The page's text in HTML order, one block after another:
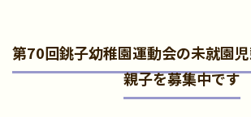
第70回銚子幼稚園運動会の未就園
親子を募集中です